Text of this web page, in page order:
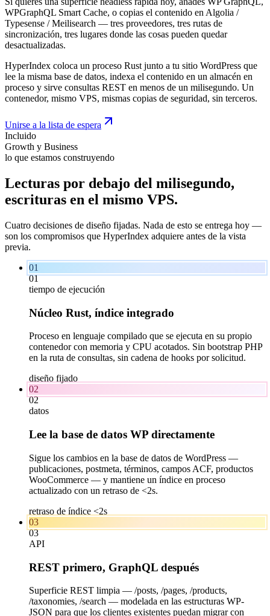
WPGraphQL Smart Cache, o copias el contenido en Algolia /
Typesense / Meilisearch — tres proveedores, tres rutas de
sincronización, tres lugares donde las cosas pueden quedar
desactualizadas.
HyperIndex coloca un proceso Rust junto a tu sitio WordPress que
lee la misma base de datos, indexa el contenido en un almacén en
proceso y sirve consultas REST en menos de un milisegundo. Un
contenedor, mismo VPS, mismas copias de seguridad, sin terceros.
Unirse a la lista de espera
Incluido
Growth y Business
lo que estamos construyendo
Lecturas por debajo del milisegundo,
escrituras en el mismo VPS.
Cuatro decisiones de diseño fijadas. Nada de esto se entrega hoy —
son los compromisos que HyperIndex adquiere antes de la vista
previa.
01
01
tiempo de ejecución
Núcleo Rust, índice integrado
Proceso en lenguaje compilado que se ejecuta en su propio
contenedor con memoria y CPU acotados. Sin bootstrap PHP
en la ruta de consultas, sin cadena de hooks por solicitud.
diseño fijado
02
02
datos
Lee la base de datos WP directamente
Sigue los cambios en la base de datos de WordPress —
publicaciones, postmeta, términos, campos ACF, productos
WooCommerce — y mantiene un índice en proceso
actualizado con un retraso de <2s.
retraso de índice <2s
03
03
API
REST primero, GraphQL después
Superficie REST limpia — /posts, /pages, /products,
/taxonomies, /search — modelada en las estructuras WP-
JSON para que los clientes existentes puedan migrar con